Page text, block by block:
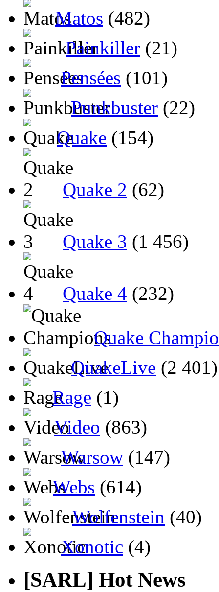
Matos (482)
Painkiller (21)
Pensées (101)
Punkbuster (22)
Quake (154)
Quake 2 (62)
Quake 3 (1 456)
Quake 4 (232)
Quake
QuakeLive (2 401)
Rage (1)
Video (863)
Warsow (147)
Webs (614)
Wolfenstein (40)
Xonotic (4)
[SARL] Hot News